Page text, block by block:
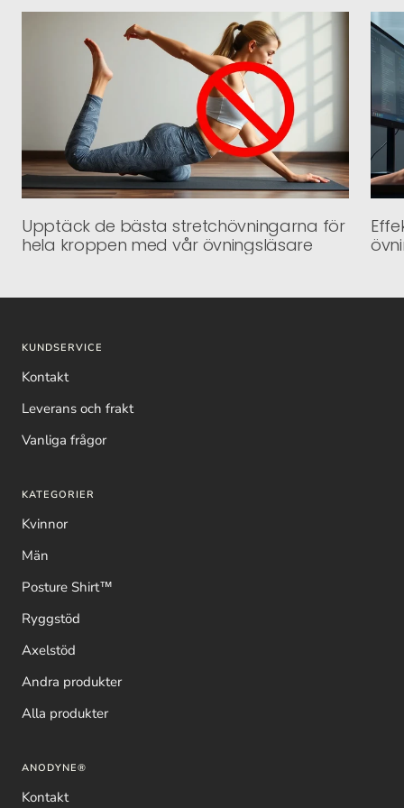
Upptäck de bästa stretchövningarna för
hela kroppen med vår övningsläsare
KUNDSERVICE
Kontakt
Leverans och frakt
Vanliga frågor
KATEGORIER
Kvinnor
Män
Posture Shirt™
Ryggstöd
Axelstöd
Andra produkter
Alla produkter
ANODYNE®
Kontakt